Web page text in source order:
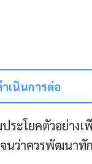
ำเนินการต่อ
ระโยคตัวอย่าง
จนว่าควรพัฒนา